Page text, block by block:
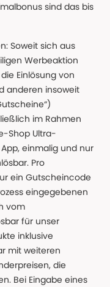
sind das bis
Soweit sich aus
Werbeaktion
Einlösung von
anderen insoweit
im Rahmen
Shop Ultra-
einmalig und nur
Pro
ein Gutscheincode
eingegebenen
vom
für unser
inklusive
mit weiteren
die
Bei Eingabe eines